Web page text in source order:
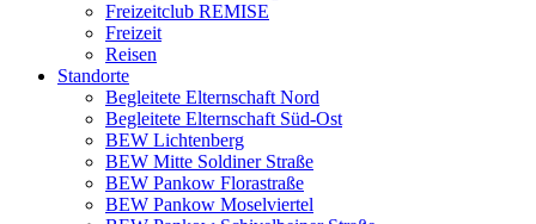
Freizeitclub REMISE
Freizeit
Reisen
Standorte
Begleitete Elternschaft Nord
Begleitete Elternschaft Süd-Ost
BEW Lichtenberg
BEW Mitte Soldiner Straße
BEW Pankow Florastraße
BEW Pankow Moselviertel